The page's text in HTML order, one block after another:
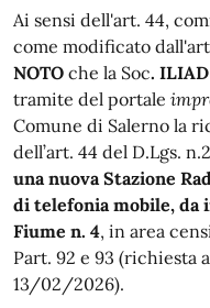
Descrizione
Ai sensi dell'art. 44,
come modificato
NOTO che la Soc.
tramite del portale
Comune di Salerno la
dell’art. 44 del D.Lgs.
una nuova Stazione
di telefonia mobile, da
Fiume n. 4, in area
Part. 92 e 93 (richiesta
13/02/2026).